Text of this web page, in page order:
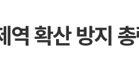
역 확산 방지